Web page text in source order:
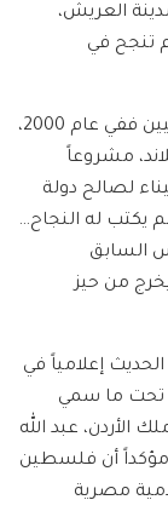
العريش،
تنجح في
لم تنقطع خطط التهجير القسري للفلسطينيين ففي عام 2000،
مشروعاً
لصالح دولة
يكتب له النجاح…
يد الرئيس السابق
من حيز
ترمب الأولى (2017 – 2020)، بدأ الحديث إعلامياً في
تحت ما سمي
مارس عام 2019، أعلن ملك الأردن، عبد الله
مؤكداً أن فلسطين
مصرية